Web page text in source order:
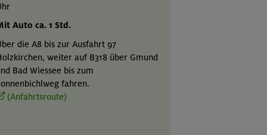
Auto ca. 1 Std.
die A8 bis zur Ausfahrt 97
weiter auf B318 über Gmund
Bad Wiessee bis zum
fahren.
(Anfahrtsroute)